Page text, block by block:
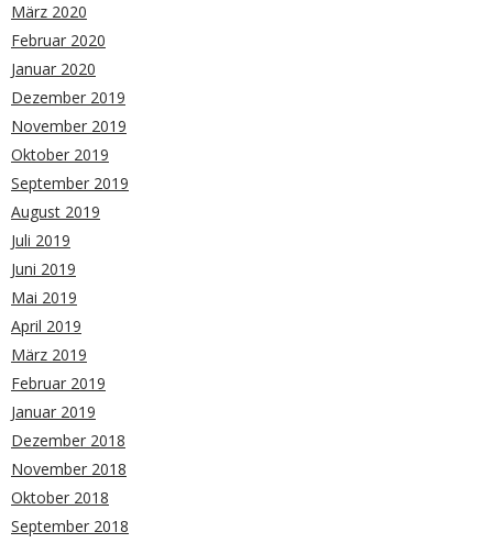
März 2020
Februar 2020
Januar 2020
Dezember 2019
November 2019
Oktober 2019
September 2019
August 2019
Juli 2019
Juni 2019
Mai 2019
April 2019
März 2019
Februar 2019
Januar 2019
Dezember 2018
November 2018
Oktober 2018
September 2018